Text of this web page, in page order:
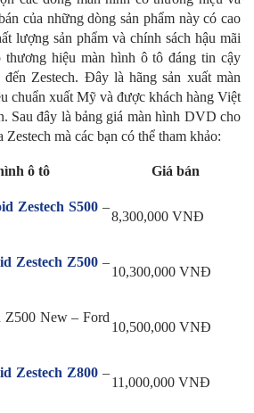
của những dòng sản phẩm này có cao
lượng sản phẩm và chính sách hậu mãi
thương hiệu màn hình ô tô đáng tin cậy
Zestech. Đây là hãng sản xuất màn
chuẩn xuất Mỹ và được khách hàng Việt
Sau đây là bảng giá màn hình DVD cho
Zestech mà các bạn có thể tham khảo:
ô tô Giá bán
Zestech S500–
8,300,000 VNĐ
Zestech Z500 –
10,300,000 VNĐ
Z500 New – Ford
10,500,000 VNĐ
Zestech Z800 –
11,000,000 VNĐ